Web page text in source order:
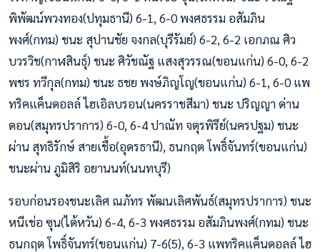
พิพัฒน์พวงทอง(ปทุมธานี) 6-1, 6-0 พงศธรรม อสัมภิน
พงศ์(กทม) ชนะ สุปานชัย จงกล(บุรีรัมย์) 6-2, 6-2 เอกภณ ศิว
บวรวิช(กาฬสินธุ์) ชนะ ศิวัชณัฐ แสงสุวรรณ(ขอนแก่น) 6-0, 6-2
พชร ทวีกุล(กทม) ชนะ ธชย พงษ์ภิญโญ(ขอนแก่น) 6-1, 6-0 แพ
ทริคแค็นดอลล์ ไฮเอิลบรอน(นครราชสีมา) ชนะ ปริญญา ด่าน
ดอน(สมุทรปราการ) 6-0, 6-4 ปาณัท จตุรพิรีย์(นครปฐม) ชนะ
ผ่าน สุทธิรักษ์ สายเชื้อ(อุดรธานี), ธนกฤต โพธิ์จันทร์(ขอนแก่น)
ชนะผ่าน ภูมิสิริ อยานนท์(นนทบุรี)
รอบก่อนรองชนะเลิศ ณภัทร พัฒนเลิศพันธ์(สมุทรปราการ) ชนะ
หนีเช่อ ซุน(ไต้หวัน) 6-4, 6-3 พงศธรรม อสัมภินพงศ์(กทม) ชนะ
ธนกฤต โพธิ์จันทร์(ขอนแก่น) 7-6(5), 6-3 แพทริคแค็นดอลล์ ไฮ